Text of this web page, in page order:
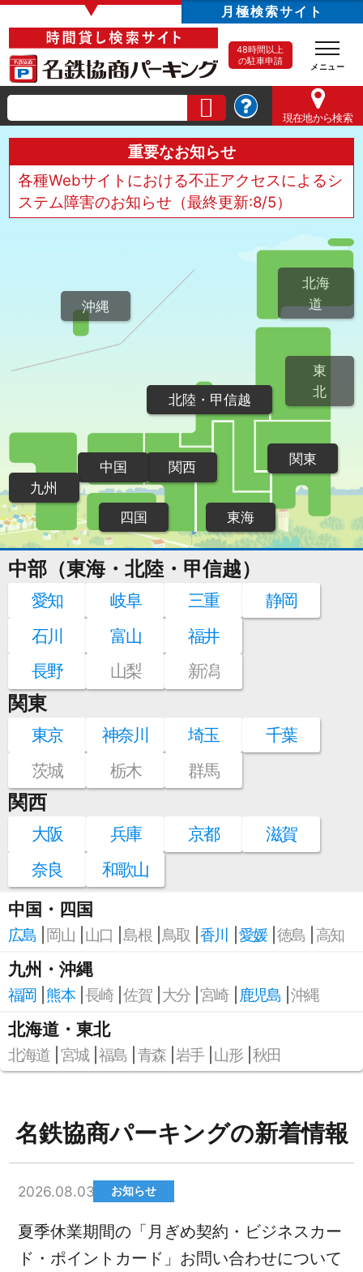
▼ 月極検索サイト
48時間以上
の駐車申請
現在地から検索
重要なお知らせ
各種Webサイトにおける不正アクセスによるシ
ステム障害のお知らせ（最終更新:8/5）
北海
道
東
北
関東
北陸・甲信越
東海
関西
中国
四国
九州
沖縄
中部（東海・北陸・甲信越）
愛知 岐阜 三重
静岡
石川
富山
福井
長野
山梨 新潟
関東
東京 神奈川 埼玉
千葉
茨城
栃木 群馬
関西
大阪 兵庫 京都
滋賀
奈良
和歌山
中国・四国
広島 岡山 山口 島根 鳥取 香川 愛媛 徳島 高知
九州・沖縄
福岡 熊本 長崎 佐賀 大分 宮崎 鹿児島 沖縄
北海道・東北
北海道 宮城 福島 青森 岩手 山形 秋田
名鉄協商パーキングの新着情報
2026.08.03 お知らせ
夏季休業期間の「月ぎめ契約・ビジネスカー
ド・ポイントカード」お問い合わせについて